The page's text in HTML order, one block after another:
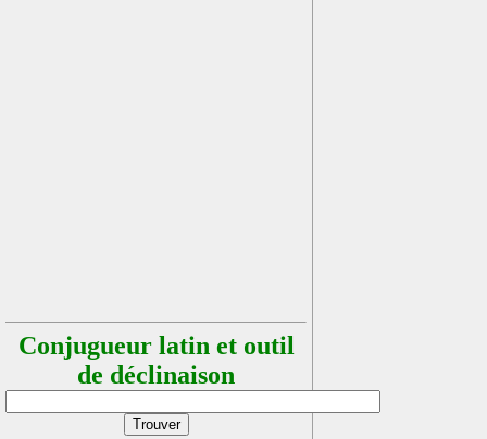
Conjugueur latin et outil
de déclinaison